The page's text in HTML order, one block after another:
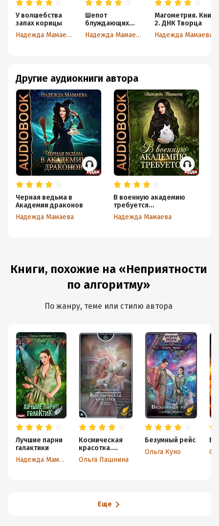
У волшебства
запах корицы
Надежда Мамаева
Шепот
блуждающих
песков
Надежда Мамаева
Магометрия. Книга
2. ДНК Творца
Надежда Мамаева
Другие аудиокниги автора
Черная ведьма в
Академии драконов
Надежда Мамаева
В военную академию
требуется…
Надежда Мамаева
Книги, похожие на «Неприятности
по алгоритму»
По жанру, теме или стилю автора
Лучшие парни
галактики
Надежда Мамаева
Космическая
красотка.
Принцесса на
замену
Ольга Пашнина
Безумный рейс
Ольга Куно
Еще